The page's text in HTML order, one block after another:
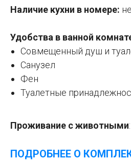
Наличие кухни в номере:
Удобства в ванной
Совмещенный душ и
Санузел
Фен
Туалетные
Проживание с животными
ПОДРОБНЕЕ О